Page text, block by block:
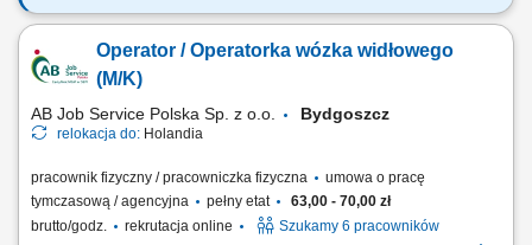
Opis stanowiska Praca przy produkcji części samochodowych - np.
pakowanie elementów;
Operator / Operatorka wózka widłowego
(M/K)
AB Job Service Polska Sp. z o.o. Bydgoszcz
relokacja do: Holandia
pracownik fizyczny / pracowniczka fizyczna
umowa o pracę
tymczasową / agencyjna
pełny etat
63,00 - 70,00 zł
brutto/godz.
rekrutacja online Szukamy 6 pracowników